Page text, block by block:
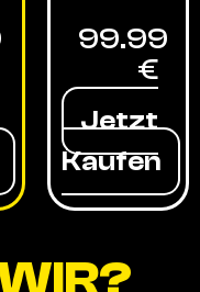
99.99
€
Jetzt
Kaufen